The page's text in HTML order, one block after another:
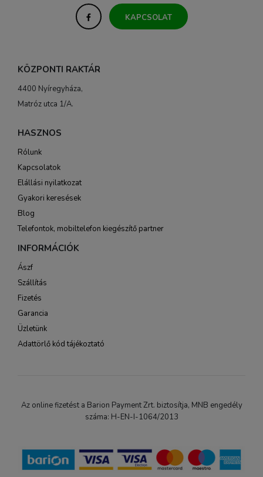
KAPCSOLAT
KÖZPONTI RAKTÁR
4400 Nyíregyháza,
Matróz utca 1/A.
HASZNOS
Rólunk
Kapcsolatok
Elállási nyilatkozat
Gyakori keresések
Blog
Telefontok, mobiltelefon kiegészítő partner
INFORMÁCIÓK
Ászf
Szállítás
Fizetés
Garancia
Üzletünk
Adattörlő kód tájékoztató
Az online fizetést a Barion Payment Zrt. biztosítja, MNB engedély
száma: H-EN-I-1064/2013